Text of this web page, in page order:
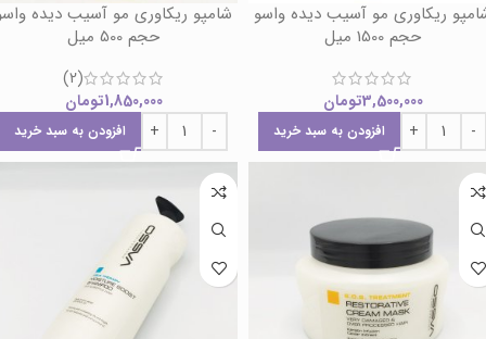
ریکاوری مو آسیب دیده واسو
حجم 1500 میل
3,500,000تومان
افزودن به سبد خرید
شامپو ریکاوری مو آسیب دیده
حجم 500 میل
(2)
1,850,000تومان
افزودن به سبد خرید